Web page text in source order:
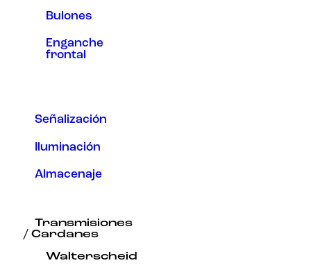
Bulones
Enganche
frontal
Señalización
Iluminación
Almacenaje
Transmisiones
/ Cardanes
Walterscheid